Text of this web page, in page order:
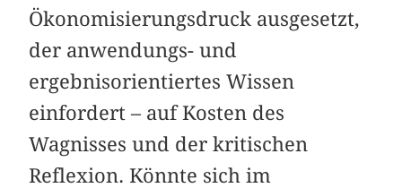
Ökonomisierungsdruck ausgesetzt,
der anwendungs- und
ergebnisorientiertes Wissen
einfordert – auf Kosten des
Wagnisses und der kritischen
Reflexion. Könnte sich im